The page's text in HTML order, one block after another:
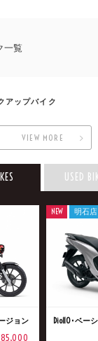
一覧
ップバイク
VIEW MORE
USED
ジョン Dio110･ベー
NEW 明石店